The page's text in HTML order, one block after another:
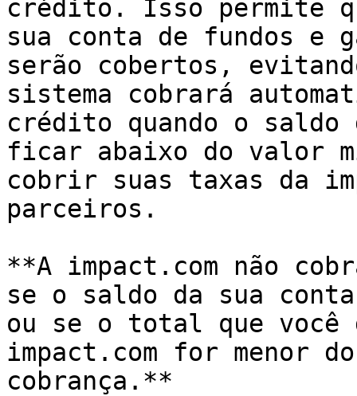
crédito. Isso permite
sua conta de fundos e
serão cobertos,
sistema cobrará
crédito quando o saldo
ficar abaixo do valor
cobrir suas taxas da
parceiros.
**A impact.com não
se o saldo da sua
ou se o total que você
impact.com for menor
cobrança.**